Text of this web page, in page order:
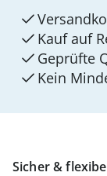
Sicher &
Kauf auf
Geprüfte
Kein